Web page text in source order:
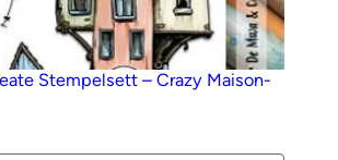
Stempelsett – Crazy Maison-